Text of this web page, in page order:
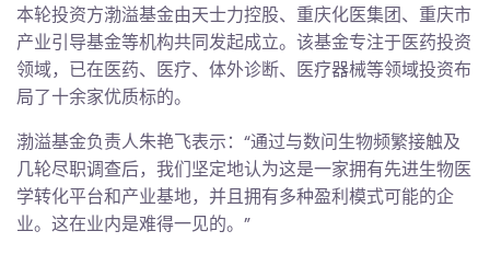
本轮投资方渤溢基金由天士力控股、重庆化医集团、重庆市
产业引导基金等机构共同发起成立。该基金专注于医药投资
领域，已在医药、医疗、体外诊断、医疗器械等领域投资布
局了十余家优质标的。
渤溢基金负责人朱艳飞表示：“通过与数问生物频繁接触及
几轮尽职调查后，我们坚定地认为这是一家拥有先进生物医
学转化平台和产业基地，并且拥有多种盈利模式可能的企
业。这在业内是难得一见的。”